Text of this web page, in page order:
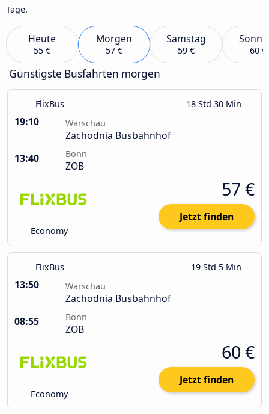
Tage.
Heute
55 €
Morgen
57 €
Samstag
59 € 60 €
Günstigste Busfahrten morgen
FlixBus 18 Std 30 Min
19:10 Warschau
Zachodnia Busbahnhof
13:40
Bonn
ZOB
Economy
57 €
Jetzt finden
FlixBus 19 Std 5 Min
13:50 Warschau
Zachodnia Busbahnhof
08:55
Bonn
ZOB
Economy
60 €
Jetzt finden